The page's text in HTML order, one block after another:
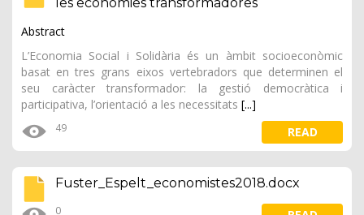
Abstract
L’Economia Social i Solidària és un àmbit socioeconòmic
basat en tres grans eixos vertebradors que determinen el
seu caràcter transformador: la gestió democràtica i
participativa, l’orientació a les necessitats [...]
49 READ
Fuster_Espelt_economistes2018.docx
0